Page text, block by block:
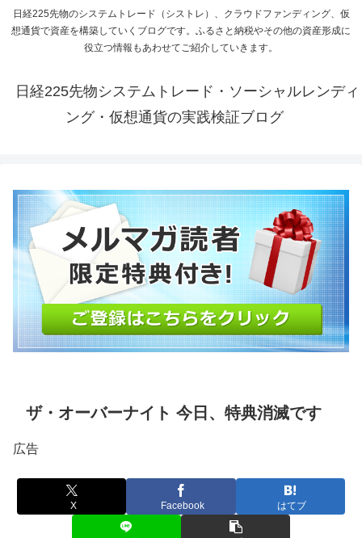
日経225先物のシステムトレード（シストレ）、クラウドファンディング、仮
想通貨で資産を構築していくブログです。ふるさと納税やその他の資産形成に
役立つ情報もあわせてご紹介していきます。
日経225先物システムトレード・ソーシャルレンディ
ング・仮想通貨の実践検証ブログ
ザ・オーバーナイト 今日、特典消滅です
広告
X Facebook はてブ